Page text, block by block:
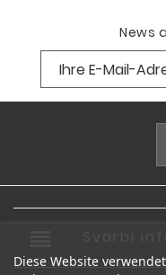
News
Diese Website